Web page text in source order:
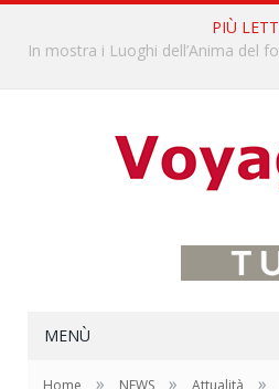
PIÙ
MENÙ
Home » NEWS » Attualità »